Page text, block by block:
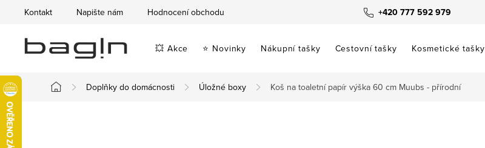
obsah
+420 777 592 979
Kontakt Napište nám Hodnocení obchodu
💥 Akce ⭐ Novinky Nákupní tašky Cestovní tašky Kosmetické tašky
Domů
Doplňky do domácnosti Úložné boxy Koš na toaletní papír výška 60 cm Muubs - přírodní